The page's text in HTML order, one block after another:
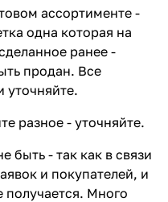
ассортименте -
одна которая на
ранее -
продан. Все
уточняйте.
разное - уточняйте.
быть - так как в связи
и покупателей, и
получается. Много